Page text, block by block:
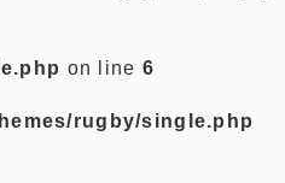
on line 6
rugby/single.php